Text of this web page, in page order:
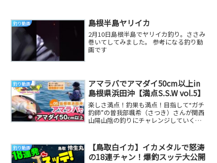
釣り動画 島根半島ヤリイカ
2月10日島根半島でヤリイカ釣り。ささみ
巻いてしてみました。 参考になる釣り動
画です
釣り動画
アマラバでアマダイ50cm以上in
島根県浜田沖【満点S.S.W vol.5】
楽しさ満点！釣果も満点！目指して“ガチ
釣師”の曽我部颯希（さつき）さんが関西
山陽山陰の釣りにチャレンジしていく企
釣り動画
【鳥取白イカ】イカメタルで怒涛
の18連チャン！爆釣スッテ大公開